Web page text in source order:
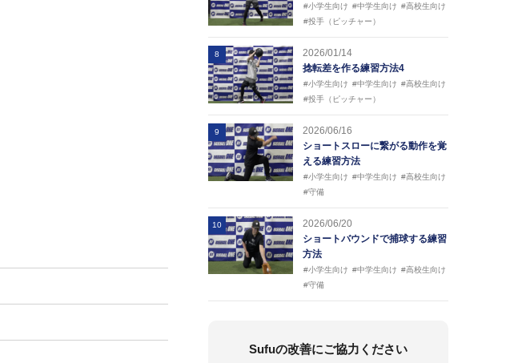
#小学生向け #中学生向け #高校生向け
#投手（ピッチャー）
8
2026/01/14
捻転差を作る練習方法4
#小学生向け #中学生向け #高校生向け
#投手（ピッチャー）
9
2026/06/16
ショートスローに繋がる動作を覚
える練習方法
#小学生向け #中学生向け #高校生向け
#守備
10
2026/06/20
ショートバウンドで捕球する練習
方法
#小学生向け #中学生向け #高校生向け
#守備
Sufuの改善にご協力ください